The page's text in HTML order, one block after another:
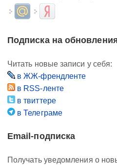
Login with Mail.ruLogin with Яндекс
Подписка на
Читать новые записи у себя:
в ЖЖ-френдленте
в RSS-ленте
в твиттере
в Телеграме
Email-подписка
Получать уведомления о